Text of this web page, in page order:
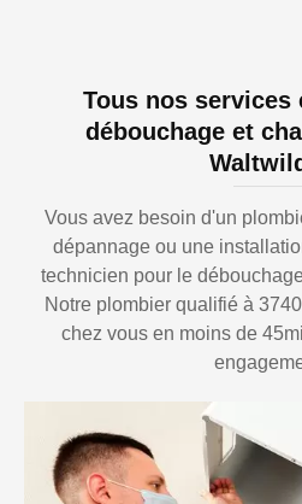
Tous nos services
débouchage et
Vous avez besoin d'un
dépannage ou une
technicien pour le
Notre plombier qualifié à
chez vous en moins de